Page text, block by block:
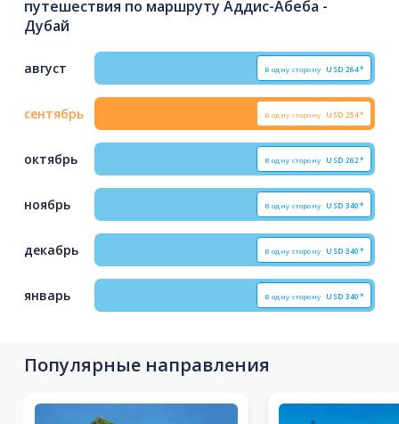
путешествия по маршруту Аддис-Абеба -
Дубай
август В одну сторону USD 264*
сентябрь В одну сторону USD 254*
октябрь В одну сторону USD 262*
ноябрь В одну сторону USD 340*
декабрь В одну сторону USD 340*
январь В одну сторону USD 340*
Популярные направления